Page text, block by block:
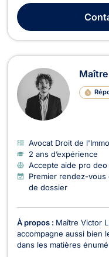
Voisinage, Droit Pénal,
créance - Saisie -
Avocat Droit de
2 ans d’expérience
Accepte aide pro
Premier rendez-vous
de dossier
À propos : Maître Victor
accompagne aussi bien
dans les matières